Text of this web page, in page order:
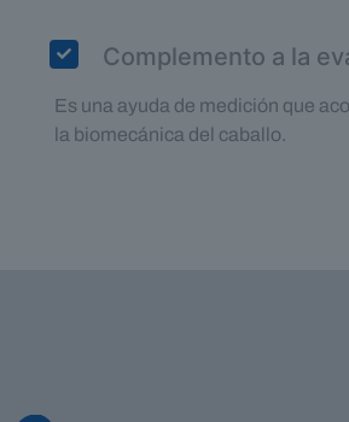
Complemento a la
Es una ayuda de medición que
la biomecánica del caballo.